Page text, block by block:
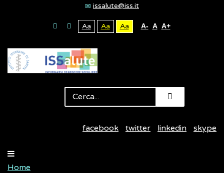
issalute@iss.it
Aa Aa Aa A- A A+
facebook twitter linkedin skype
Home